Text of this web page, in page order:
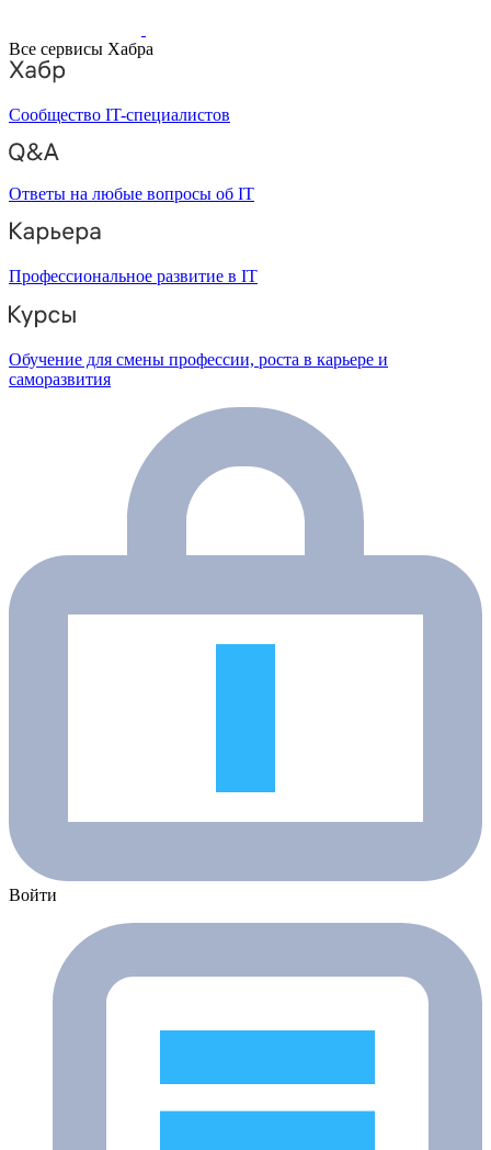
Все сервисы Хабра
Сообщество IT-специалистов
Ответы на любые вопросы об IT
Профессиональное развитие в IT
Обучение для смены профессии, роста в карьере и
саморазвития
Войти